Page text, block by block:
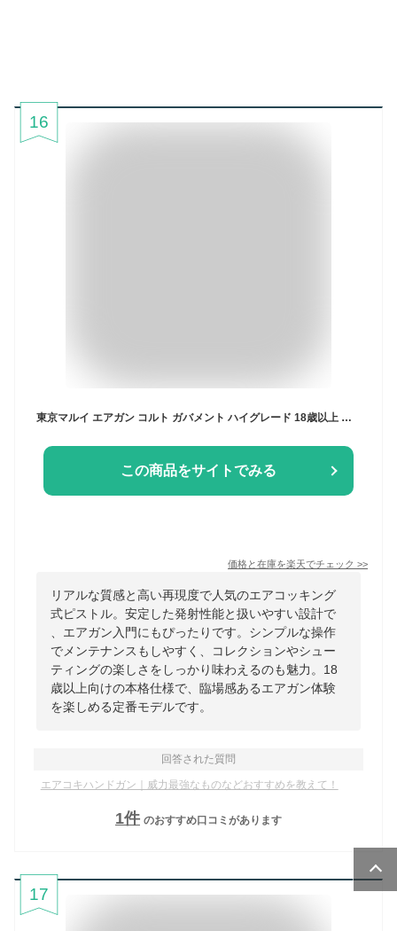
16
この商品をサイトでみる
価格と在庫を楽天でチェック >>
リアルな質感と高い再現度で人気のエアコッキング
式ピストル。安定した発射性能と扱いやすい設計で
、エアガン入門にもぴったりです。シンプルな操作
でメンテナンスもしやすく、コレクションやシュー
ティングの楽しさをしっかり味わえるのも魅力。18
歳以上向けの本格仕様で、臨場感あるエアガン体験
を楽しめる定番モデルです。
回答された質問
エアコキハンドガン｜威力最強なものなどおすすめを教えて！
1件 のおすすめ口コミがあります
17